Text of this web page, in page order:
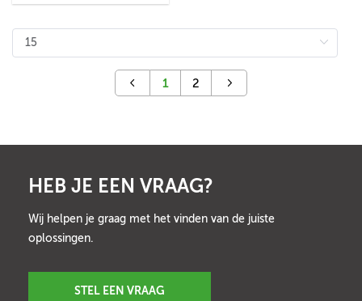
1 2
HEB JE EEN VRAAG?
Wij helpen je graag met het vinden van de juiste
oplossingen.
STEL EEN VRAAG